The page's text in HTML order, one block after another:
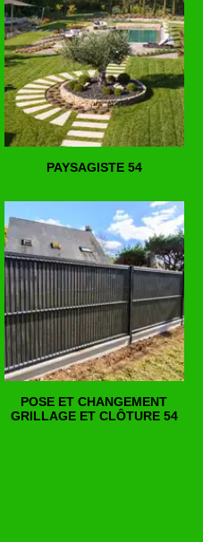
PAYSAGISTE 54
POSE ET CHANGEMENT
GRILLAGE ET CLÔTURE 54